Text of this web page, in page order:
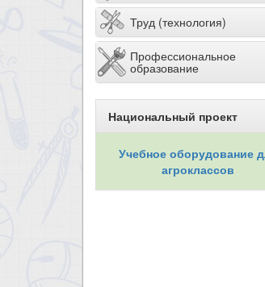
Труд (технология)
Профессиональное
образование
Национальный проект
Учебное оборудование
агроклассов